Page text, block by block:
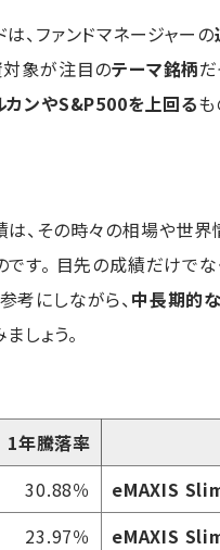
、ファンドマネージャーの
対象が注目のテーマ銘柄
カンやS&P500を上回る
は、その時々の相場や世界
です。 目先の成績だけでな
考にしながら、中長期的
しょう。
1年騰落率
30.88％
eMAXIS Slim
23.97％
eMAXIS